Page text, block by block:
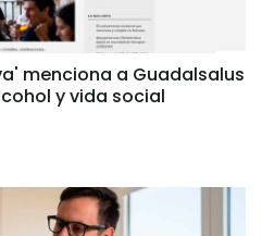
menciona a Guadalsalus
y vida social